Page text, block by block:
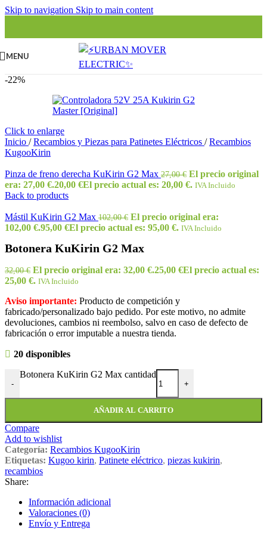
Skip to navigation Skip to main content
MENU
-22%
Click to enlarge
Inicio / Recambios y Piezas para Patinetes Eléctricos / Recambios
KugooKirin
Pinza de freno derecha KuKirin G2 Max 27,00€ El precio original
era: 27,00 €.20,00 €El precio actual es: 20,00 €. IVA Incluido
Back to products
Mástil KuKirin G2 Max 102,00€ El precio original era:
102,00 €.95,00 €El precio actual es: 95,00 €. IVA Incluido
Botonera KuKirin G2 Max
32,00€ El precio original era: 32,00 €.25,00 €El precio actual es:
25,00 €. IVA Incluido
Aviso importante: Producto de competición y
fabricado/personalizado bajo pedido. Por este motivo, no admite
devoluciones, cambios ni reembolso, salvo en caso de defecto de
fabricación o error imputable a nuestra tienda.
20 disponibles
-
Botonera KuKirin G2 Max cantidad
+
AÑADIR AL CARRITO
Compare
Add to wishlist
Categoría: Recambios KugooKirin
Etiquetas: Kugoo kirin, Patinete eléctrico, piezas kukirin,
recambios
Share:
Información adicional
Valoraciones (0)
Envío y Entrega